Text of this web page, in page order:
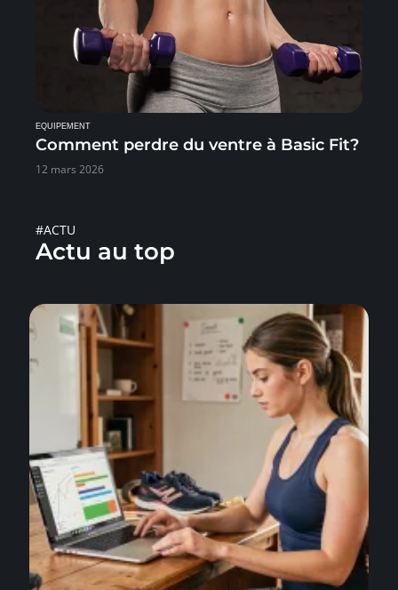
EQUIPEMENT
Comment perdre du ventre à Basic Fit?
12 mars 2026
#ACTU
Actu au top